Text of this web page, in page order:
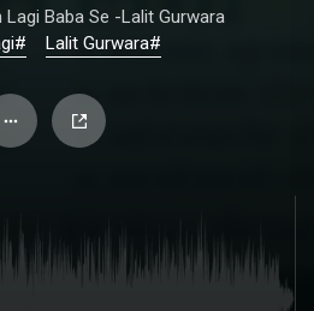
Lagi Baba Se -Lalit Gurwara
#Lalit Gurwara
#Lagan Lagi